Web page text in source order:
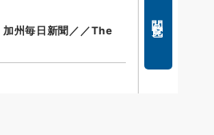
加州毎日新聞／／The